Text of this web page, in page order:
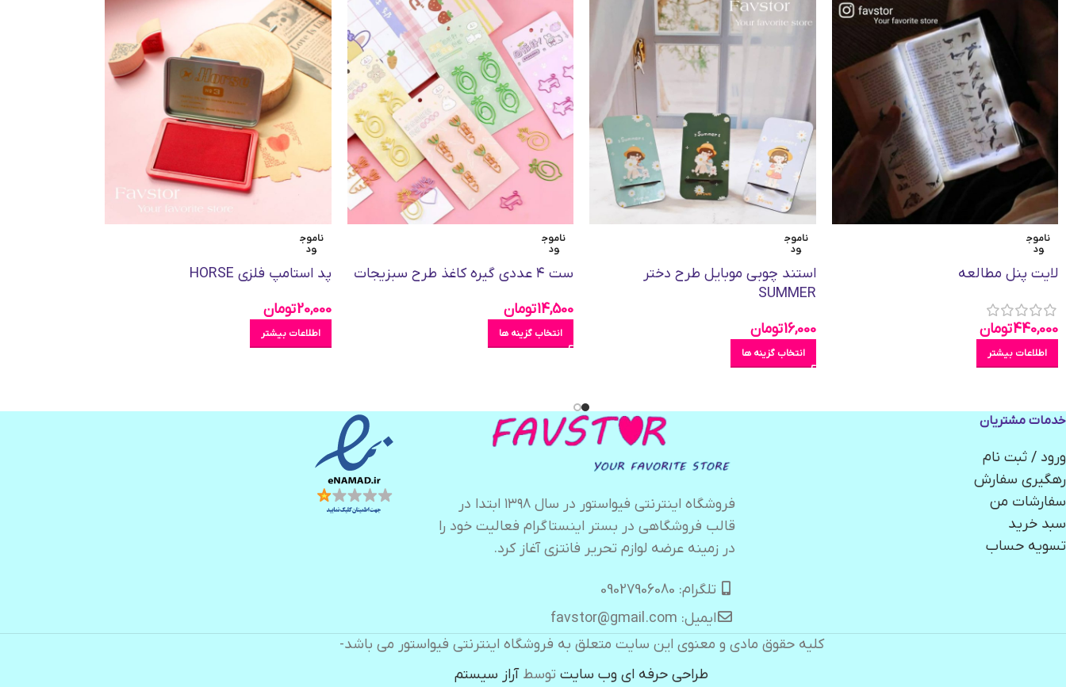
ناموج
ود
لایت پنل مطالعه
440,000تومان
اطلاعات بیشتر
ناموج
ود
استند چوبی موبایل طرح دختر
SUMMER
16,000تومان
انتخاب گزینه ها
ناموج
ود
ست ۴ عددی گیره کاغذ طرح سبزیجات
14,500تومان
انتخاب گزینه ها
ناموج
ود
پد استامپ فلزی HORSE
20,000تومان
اطلاعات بیشتر
خدمات مشتریان
ورود / ثبت نام
رهگیری سفارش
سفارشات من
سبد خرید
تسویه حساب
فروشگاه اینترنتی فیواستور در سال ۱۳۹۸ ابتدا در
قالب فروشگاهی در بستر اینستاگرام فعالیت خود را
در زمینه عرضه لوازم تحریر فانتزی آغاز کرد.
تلگرام: 09027906080
ایمیل: favstor@gmail.com
کلیه حقوق مادی و معنوی این سایت متعلق به فروشگاه اینترنتی فیواستور می باشد-
طراحی حرفه ای وب سایت توسطآراز سیستم